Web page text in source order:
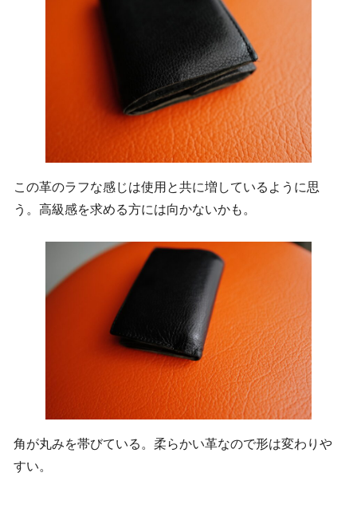
この革のラフな感じは使用と共に増しているように思
う。高級感を求める方には向かないかも。
角が丸みを帯びている。柔らかい革なので形は変わりや
すい。